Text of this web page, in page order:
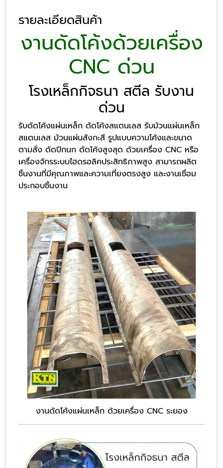
รายละเอียดสินค้า
งานดัดโค้งด้วยเครื่อง
CNC ด่วน
โรงเหล็กกิจธนา สตีล รับงาน
ด่วน
รับดัดโค้งแผ่นเหล็ก ดัดโค้งสแตนเลส รับม้วนแผ่นเหล็ก
สแตนเลส ม้วนแผ่นสังกะสี รูปแบบความโค้งและขนาด
ตามสั่ง ดัดปีกนก ดัดโค้งสูงสุด ด้วยเครื่อง CNC หรือ
เครื่องจักรระบบไฮดรอลิคประสิทธิภาพสูง สามารถผลิต
ชิ้นงานที่มีคุณภาพและความเที่ยงตรงสูง และงานเชื่อม
ประกอบชิ้นงาน
งานดัดโค้งแผ่นเหล็ก ด้วยเครื่อง CNC ระยอง